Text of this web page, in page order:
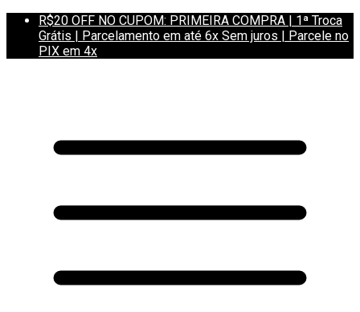
R$20 OFF NO CUPOM: PRIMEIRA COMPRA | 1ª Troca
Grátis | Parcelamento em até 6x Sem juros | Parcele no
PIX em 4x